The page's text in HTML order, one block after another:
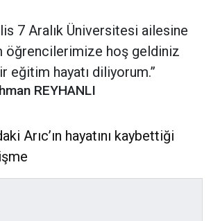
7 Aralık Üniversitesi ailesine
öğrencilerimize hoş geldiniz
eğitim hayatı diliyorum.”
REYHANLI
Arıc’ın hayatını kaybettiği